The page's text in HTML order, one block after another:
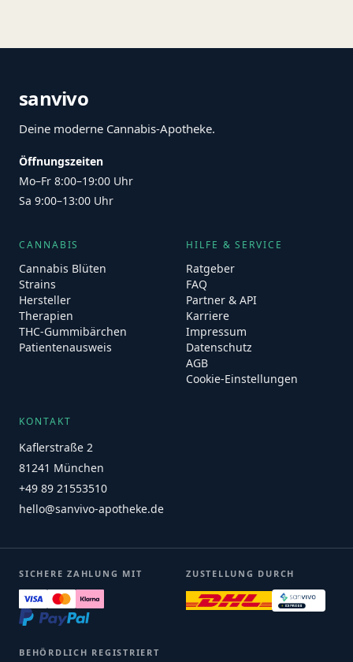
sanvivo
Deine moderne Cannabis-Apotheke.
Öffnungszeiten
Mo–Fr 8:00–19:00 Uhr
Sa 9:00–13:00 Uhr
CANNABIS
Cannabis Blüten
Strains
Hersteller
Therapien
THC-Gummibärchen
Patientenausweis
HILFE & SERVICE
Ratgeber
FAQ
Partner & API
Karriere
Impressum
Datenschutz
AGB
Cookie-Einstellungen
KONTAKT
Kaflerstraße 2
81241 München
+49 89 21553510
hello@sanvivo-apotheke.de
SICHERE ZAHLUNG MIT ZUSTELLUNG DURCH
BEHÖRDLICH REGISTRIERT